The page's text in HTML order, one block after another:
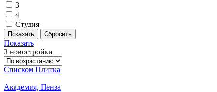
3
4
Студия
Показать
3 новостройки
Списком Плитка
Академия, Пенза